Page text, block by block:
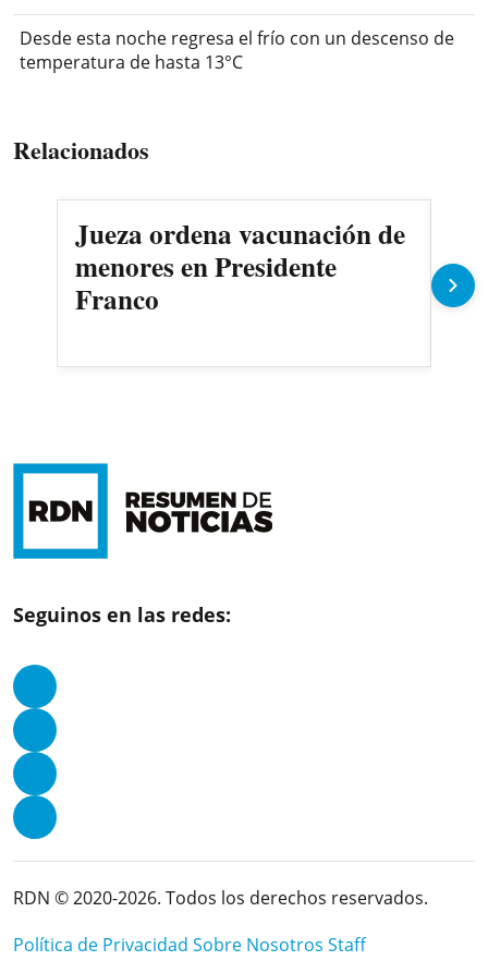
Desde esta noche regresa el frío con un descenso de
temperatura de hasta 13°C
Relacionados
Jueza ordena vacunación de
menores en Presidente
Franco
Seguinos en las redes:
RDN © 2020-2026. Todos los derechos reservados.
Política de Privacidad Sobre Nosotros Staff